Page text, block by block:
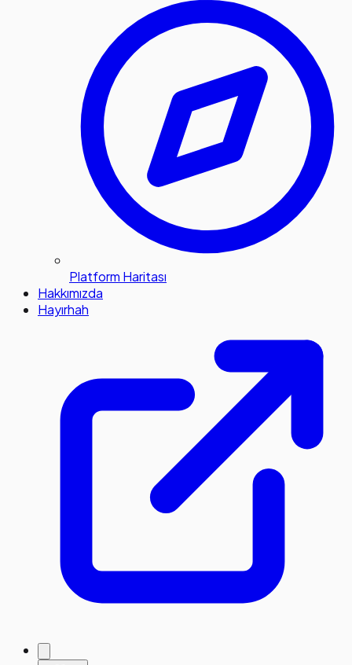
Platform Haritası
Hakkımızda
Hayırhah